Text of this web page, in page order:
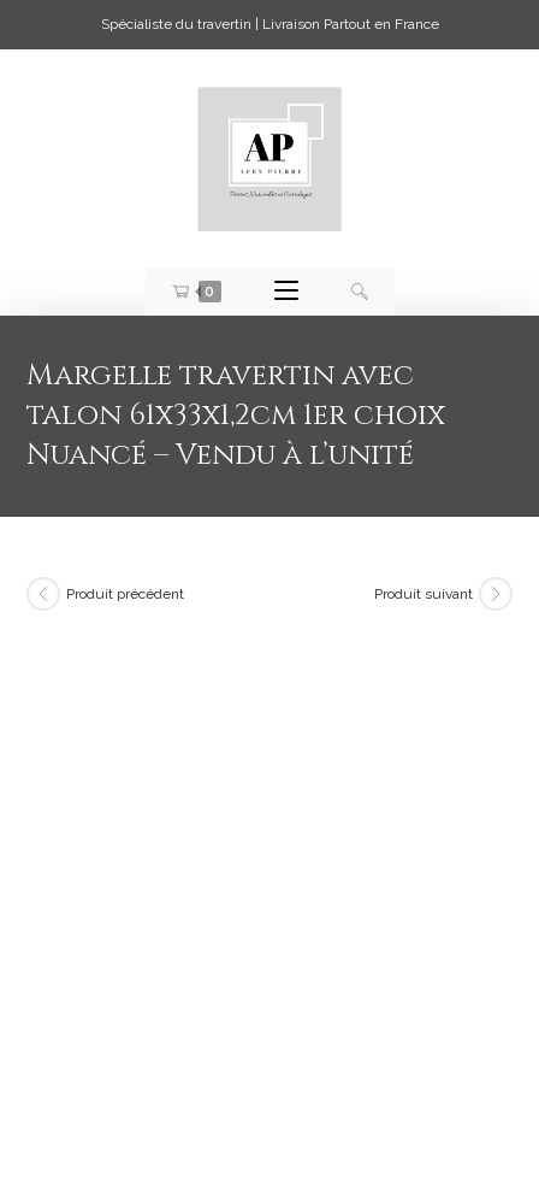
Spécialiste du travertin | Livraison Partout en France
0
Margelle travertin avec
talon 61x33x1,2cm 1er choix
Nuancé – Vendu à l’unité
Produit précédent Produit suivant